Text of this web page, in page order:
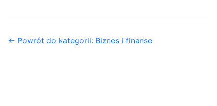
← Powrót do kategorii: Biznes i finanse